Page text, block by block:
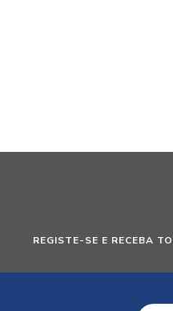
REGISTE-SE E RECEBA